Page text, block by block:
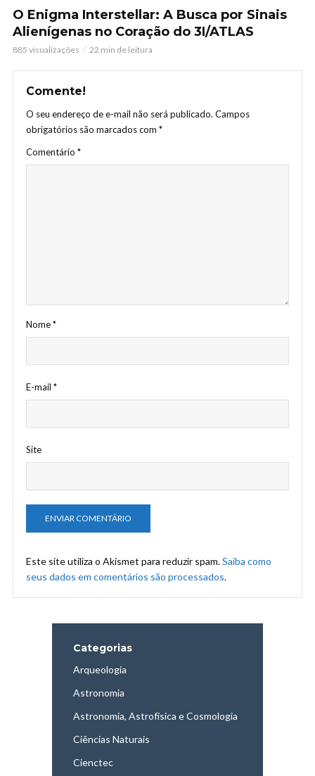
O Enigma Interstellar: A Busca por Sinais
Alienígenas no Coração do 3I/ATLAS
885 visualizações 22 min de leitura
Comente!
O seu endereço de e-mail não será publicado. Campos
obrigatórios são marcados com *
Comentário *
Nome*
E-mail *
Site
Este site utiliza o Akismet para reduzir spam.Saiba como
seus dados em comentários são processados.
Categorias
Arqueologia
Astronomia
Astronomia, Astrofísica e Cosmologia
Ciências Naturais
Cienctec